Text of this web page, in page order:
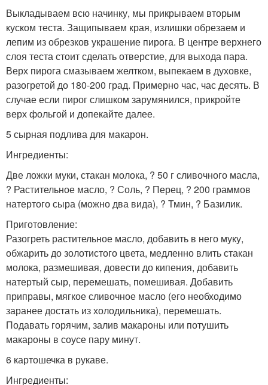
Выкладываем всю начинку, мы прикрываем вторым
куском теста. Защипываем края, излишки обрезаем и
лепим из обрезков украшение пирога. В центре верхнего
слоя теста стоит сделать отверстие, для выхода пара.
Верх пирога смазываем желтком, выпекаем в духовке,
разогретой до 180-200 град. Примерно час, час десять. В
случае если пирог слишком зарумянился, прикройте
верх фольгой и допекайте далее.
5 сырная подлива для макарон.
Ингредиенты:
Две ложки муки, стакан молока, ? 50 г сливочного масла,
? Растительное масло, ? Соль, ? Перец, ? 200 граммов
натертого сыра (можно два вида), ? Тмин, ? Базилик.
Приготовление:
Разогреть растительное масло, добавить в него муку,
обжарить до золотистого цвета, медленно влить стакан
молока, размешивая, довести до кипения, добавить
натертый сыр, перемешать, помешивая. Добавить
приправы, мягкое сливочное масло (его необходимо
заранее достать из холодильника), перемешать.
Подавать горячим, залив макароны или потушить
макароны в соусе пару минут.
6 картошечка в рукаве.
Ингредиенты: